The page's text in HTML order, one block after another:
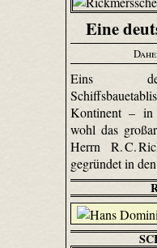
Eine
Eins der
Kontinent – in
wohl das
Herrn R. C.
gegründet in